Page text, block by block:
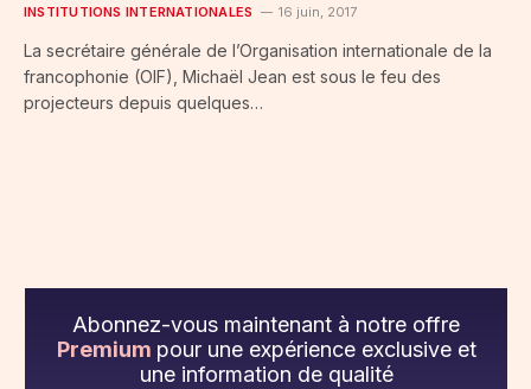
INSTITUTIONS INTERNATIONALES 16 juin, 2017
La secrétaire générale de l’Organisation internationale de la
francophonie (OIF), Michaël Jean est sous le feu des
projecteurs depuis quelques…
Abonnez-vous maintenant à notre offre
Premium pour une expérience exclusive et
une information de qualité